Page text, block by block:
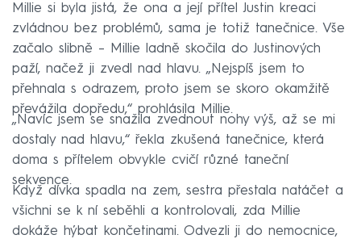
Millie si byla jistá, že ona a její přítel Justin kreaci
zvládnou bez problémů, sama je totiž tanečnice. Vše
začalo slibně – Millie ladně skočila do Justinových
paží, načež ji zvedl nad hlavu. „Nejspíš jsem to
přehnala s odrazem, proto jsem se skoro okamžitě
převážila dopředu,“ prohlásila Millie.
„Navíc jsem se snažila zvednout nohy výš, až se mi
dostaly nad hlavu,“ řekla zkušená tanečnice, která
doma s přítelem obvykle cvičí různé taneční
sekvence.
Když dívka spadla na zem, sestra přestala natáčet a
všichni se k ní seběhli a kontrolovali, zda Millie
dokáže hýbat končetinami. Odvezli ji do nemocnice,